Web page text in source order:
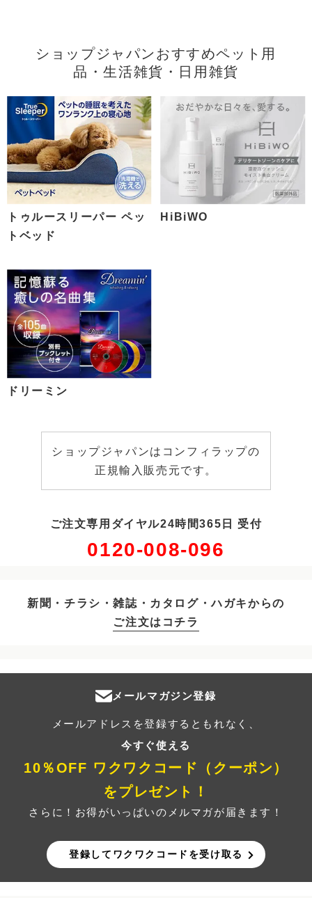
ショップジャパンおすすめペット用
品・生活雑貨・日用雑貨
トゥルースリーパー ペッ
トベッド
HiBiWO
ドリーミン
ショップジャパンはコンフィラップの
正規輸入販売元です。
ご注文専用ダイヤル24時間365日 受付
0120-008-096
新聞・チラシ・雑誌・カタログ・ハガキからの
ご注文はコチラ
メールマガジン登録
メールアドレスを登録するともれなく、
今すぐ使える
10％OFF ワクワクコード（クーポン）
をプレゼント！
さらに！お得がいっぱいのメルマガが届きます！
登録してワクワクコードを受け取る